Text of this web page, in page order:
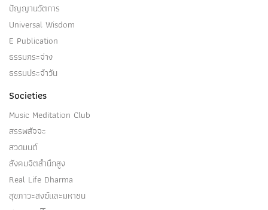
ปัญญานวัตการ
Universal Wisdom
E Publication
ธรรมกระจ่าง
ธรรมประจำวัน
Societies
Music Meditation Club
สรรพสัจจะ
สวดมนต์
สังคมจิตสำนึกสูง
Real Life Dharma
สุขภาวะสงฆ์และมหาชน